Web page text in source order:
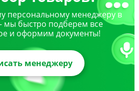
персональному менеджеру в
мы быстро подберем все
и оформим документы!
менеджеру